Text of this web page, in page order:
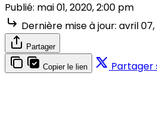
Publié: mai 01, 2020, 2:00 pm
Dernière mise à jour: avril 07,
Partager
Copier le lien Partager